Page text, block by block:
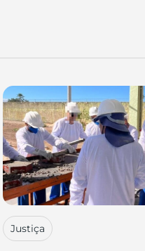
Justiça